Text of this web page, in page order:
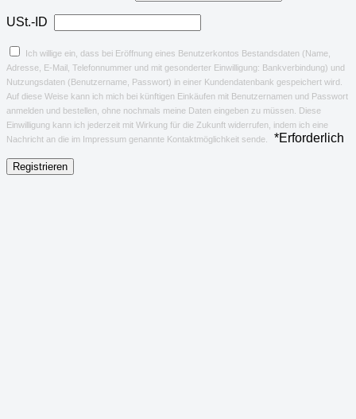
USt.-ID
Ich willige ein, dass bei Eröffnung eines Benutzerkontos Bestandsdaten (Name,
Adresse, E-Mail, Telefonnummer und mit gesonderter Einwilligung: Bankverbindung) und
Nutzungsdaten (Benutzername, Passwort) in einer Kundendatenbank gespeichert wird.
Auf diese Weise kann ich mich bei künftigen Einkäufen mit Benutzernamen und Passwort
anmelden und bestellen, ohne nochmals meine Daten eingeben zu müssen. Diese
Einwilligung kann ich jederzeit mit Wirkung für die Zukunft widerrufen, indem ich eine
Nachricht an die im Impressum genannte Kontaktmöglichkeit sende.
*Erforderlich
Registrieren